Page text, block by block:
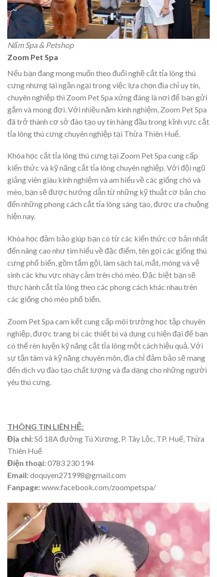
Nấm Spa & Petshop
Zoom Pet Spa
Nếu bạn đang mong muốn theo đuổi nghề cắt tỉa lông thú
cưng nhưng lại ngần ngại trong việc lựa chọn địa chỉ uy tín,
chuyên nghiệp thì Zoom Pet Spa xứng đáng là nơi để bạn gửi
gắm và mong đợi. Với nhiều năm kinh nghiệm, Zoom Pet Spa
đã trở thành cơ sở đào tạo uy tín hàng đầu trong kĩnh vực cắt
tỉa lông thú cưng chuyên nghiệp tại Thừa Thiên Huế.
Khóa học cắt tỉa lông thú cưng tại Zoom Pet Spa cung cấp
kiến thức và kỹ năng cắt tỉa lông chuyên nghiệp. Với đội ngũ
giảng viên giàu kinh nghiệm và am hiểu về các giống chó và
mèo, bạn sẽ được hướng dẫn từ những kỹ thuật cơ bản cho
đến những phong cách cắt tỉa lông sáng tạo, được ưa chuộng
hiện nay.
Khóa học đảm bảo giúp bạn có từ các kiến thức cơ bản nhất
đến nâng cao như tìm hiểu về đặc điểm, tên gọi các giống thú
cưng phổ biến, gồm tắm gội, làm sạch tai, mắt, móng và vệ
sinh các khu vực nhạy cảm trên chó mèo. Đặc biệt bạn sẽ
thực hành cắt tỉa lông theo các phong cách khác nhau trên
các giống chó mèo phổ biến.
Zoom Pet Spa cam kết cung cấp môi trường học tập chuyên
nghiệp, được trang bị các thiết bị và dụng cụ hiện đại để bạn
có thể rèn luyện kỹ năng cắt tỉa lông một cách hiệu quả. Với
sự tận tâm và kỹ năng chuyên môn, địa chỉ đảm bảo sẽ mang
đến dịch vụ đào tạo chất lượng và đa dạng cho những người
yêu thú cưng.
THÔNG TIN LIÊN HỆ:
Địa chỉ:Số 18A đường Tú Xương, P. Tây Lộc, TP. Huế, Thừa
Thiên Huế
Điện thoại:0783 230 194
Email:doquyen271998@gmail.com
Fanpage:www.facebook.com/zoompetspa/